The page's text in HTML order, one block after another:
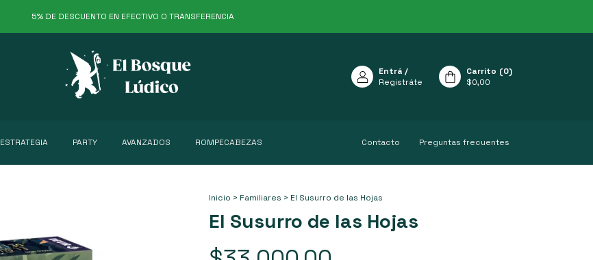
5% DE DESCUENTO EN EFECTIVO O TRANSFERENCIA
Entrá /
Registráte
Carrito (0)
$0,00
ESTRATEGIA PARTY AVANZADOS ROMPECABEZAS Contacto Preguntas frecuentes
Inicio > Familiares > El Susurro de las Hojas
El Susurro de las Hojas